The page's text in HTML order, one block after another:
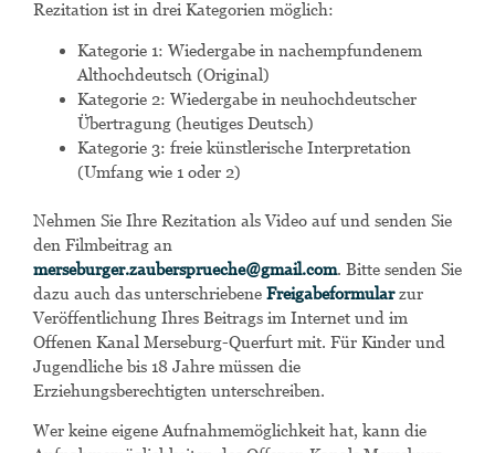
Rezitation ist in drei Kategorien möglich:
Kategorie 1: Wiedergabe in nachempfundenem
Althochdeutsch (Original)
Kategorie 2: Wiedergabe in neuhochdeutscher
Übertragung (heutiges Deutsch)
Kategorie 3: freie künstlerische Interpretation
(Umfang wie 1 oder 2)
Nehmen Sie Ihre Rezitation als Video auf und senden Sie
den Filmbeitrag an
merseburger.zaubersprueche@gmail.com. Bitte senden Sie
dazu auch das unterschriebene Freigabeformularzur
Veröffentlichung Ihres Beitrags im Internet und im
Offenen Kanal Merseburg-Querfurt mit. Für Kinder und
Jugendliche bis 18 Jahre müssen die
Erziehungsberechtigten unterschreiben.
Wer keine eigene Aufnahmemöglichkeit hat, kann die